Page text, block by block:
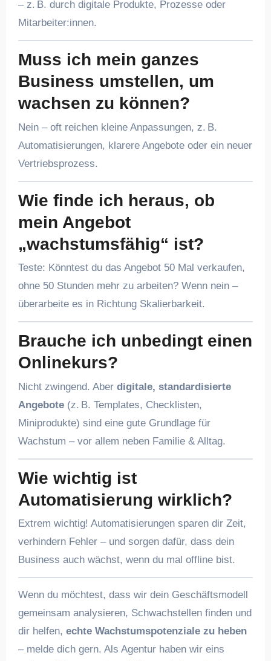
– z. B. durch digitale Produkte, Prozesse oder
Mitarbeiter:innen.
Muss ich mein ganzes
Business umstellen, um
wachsen zu können?
Nein – oft reichen kleine Anpassungen, z. B.
Automatisierungen, klarere Angebote oder ein neuer
Vertriebsprozess.
Wie finde ich heraus, ob
mein Angebot
„wachstumsfähig“ ist?
Teste: Könntest du das Angebot 50 Mal verkaufen,
ohne 50 Stunden mehr zu arbeiten? Wenn nein –
überarbeite es in Richtung Skalierbarkeit.
Brauche ich unbedingt einen
Onlinekurs?
Nicht zwingend. Aber digitale, standardisierte
Angebote(z. B. Templates, Checklisten,
Miniprodukte) sind eine gute Grundlage für
Wachstum – vor allem neben Familie & Alltag.
Wie wichtig ist
Automatisierung wirklich?
Extrem wichtig! Automatisierungen sparen dir Zeit,
verhindern Fehler – und sorgen dafür, dass dein
Business auch wächst, wenn du mal offline bist.
Wenn du möchtest, dass wir dein Geschäftsmodell
gemeinsam analysieren, Schwachstellen finden und
dir helfen, echte Wachstumspotenziale zu heben
– melde dich gern. Als Agentur haben wir eins